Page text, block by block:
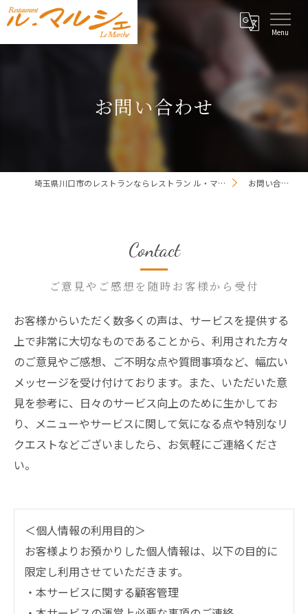
お問い合わせ
埼玉県川口市のレストランならレストラン ル・マルシェ お問い合わせ
ご意見やご感想を随時お客様から受付
Contact
お客様からいただく数多くの声は、サービスを提供する
上で非常に大切なものであることから、利用された方々
のご意見やご感想、ご不明な点や質問事項など、幅広い
メッセージを受け付けております。また、いただいた意
見を参考に、日々のサービス向上のために生かしてお
り、メニューやサービスに関して気になる点や特別なリ
クエストなどございましたら、お気軽にご連絡くださ
い。
＜個人情報の利用目的＞
お客様よりお預かりした個人情報は、以下の目的に
限定し利用させていただきます。
・本サービスに関する顧客管理